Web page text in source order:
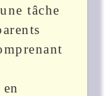
tâche
en